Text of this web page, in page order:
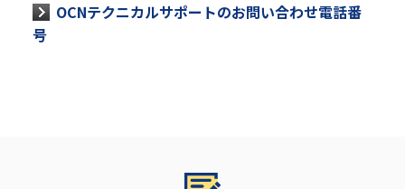
OCNテクニカルサポートのお問い合わせ電話番
号